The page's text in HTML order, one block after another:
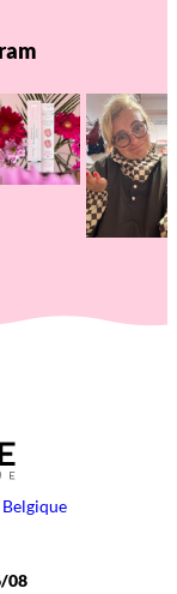
08